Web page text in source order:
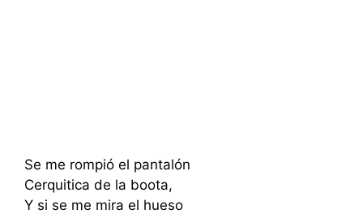
Se me rompió el pantalón
Cerquitica de la boota,
Y si se me mira el hueso